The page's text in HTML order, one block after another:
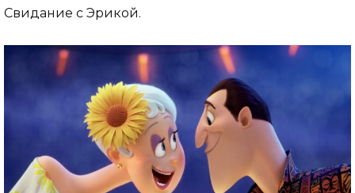
Свидание с Эрикой.